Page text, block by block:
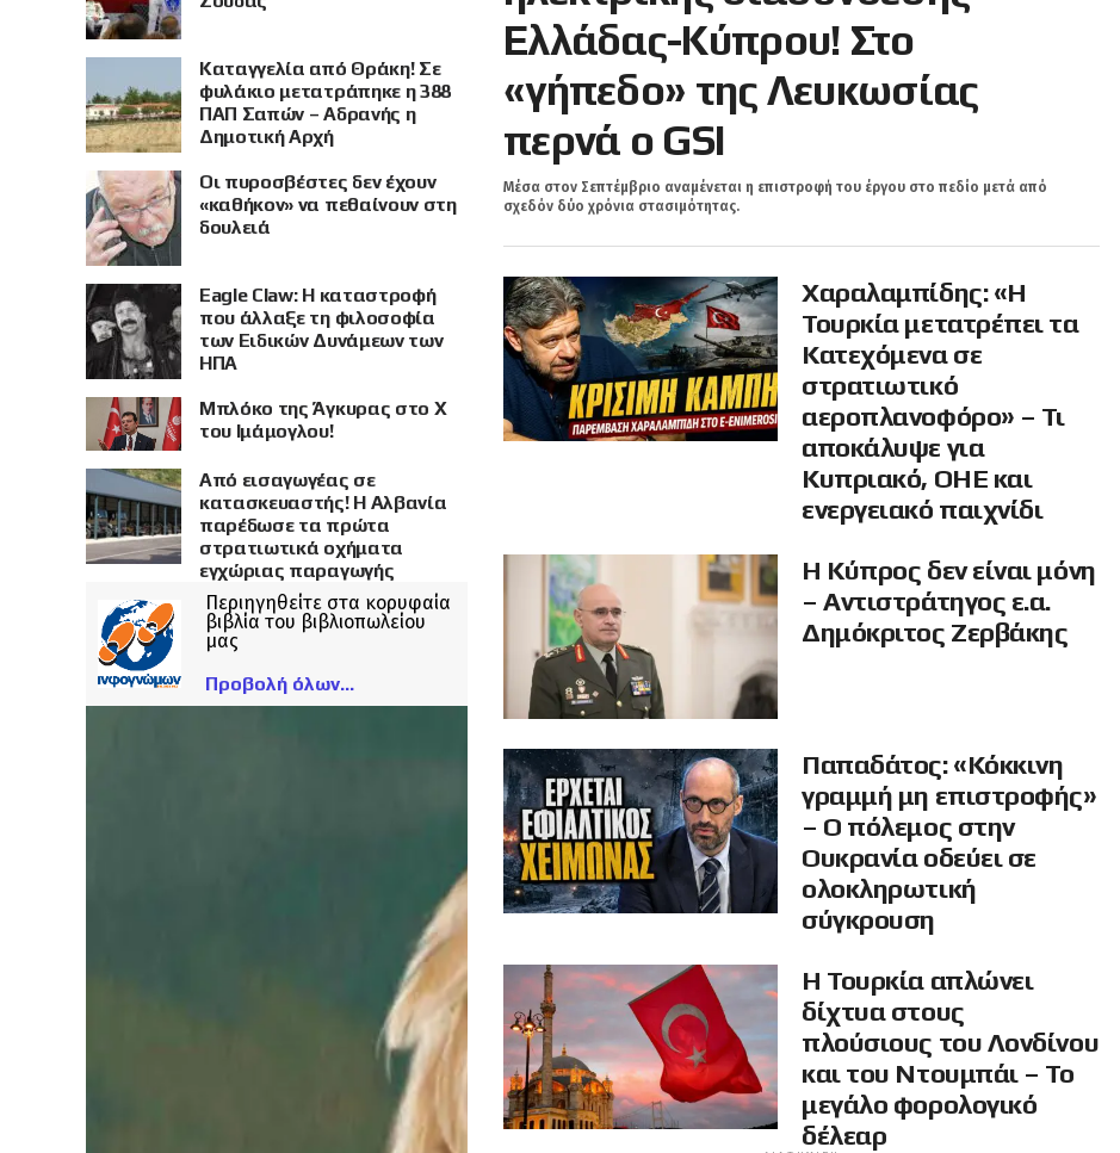
Ελλάδας-Κύπρου! Στο
«γήπεδο» της Λευκωσίας
περνά ο GSI
Μέσα στον Σεπτέμβριο αναμένεται η επιστροφή του έργου στο πεδίο μετά από
σχεδόν δύο χρόνια στασιμότητας.
Χαραλαμπίδης: «Η
Τουρκία μετατρέπει τα
Κατεχόμενα σε
στρατιωτικό
αεροπλανοφόρο» – Τι
αποκάλυψε για
Κυπριακό, ΟΗΕ και
ενεργειακό παιχνίδι
Η Κύπρος δεν είναι μόνη
– Αντιστράτηγος ε.α.
Δημόκριτος Ζερβάκης
Παπαδάτος: «Κόκκινη
γραμμή μη επιστροφής»
– Ο πόλεμος στην
Ουκρανία οδεύει σε
ολοκληρωτική
σύγκρουση
Η Τουρκία απλώνει
δίχτυα στους
πλούσιους του Λονδίνου
και του Ντουμπάι – Το
μεγάλο φορολογικό
δέλεαρ
Καταγγελία από Θράκη! Σε
φυλάκιο μετατράπηκε η 388
ΠΑΠ Σαπών – Αδρανής η
Δημοτική Αρχή
Οι πυροσβέστες δεν έχουν
«καθήκον» να πεθαίνουν στη
δουλειά
Eagle Claw: Η καταστροφή
που άλλαξε τη φιλοσοφία
των Ειδικών Δυνάμεων των
ΗΠΑ
Μπλόκο της Άγκυρας στο X
του Ιμάμογλου!
Από εισαγωγέας σε
κατασκευαστής! Η Αλβανία
παρέδωσε τα πρώτα
στρατιωτικά οχήματα
εγχώριας παραγωγής
Περιηγηθείτε στα κορυφαία
βιβλία του βιβλιοπωλείου
μας
Προβολή όλων